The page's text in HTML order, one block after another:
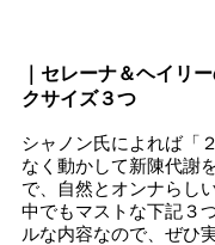
｜セレーナ＆ヘイリ
クサイズ３つ
シャノン氏によれば「
なく動かして新陳代謝
で、自然とオンナらし
中でもマストな下記３
ルな内容なので、ぜひ